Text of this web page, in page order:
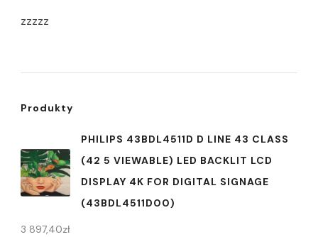
zzzzz
Produkty
PHILIPS 43BDL4511D D LINE 43 CLASS
(42 5 VIEWABLE) LED BACKLIT LCD
DISPLAY 4K FOR DIGITAL SIGNAGE
(43BDL4511D00)
3 897,40zł